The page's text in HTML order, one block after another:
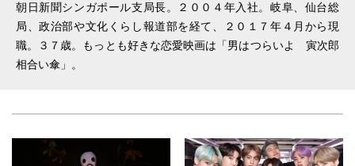
朝日新聞シンガポール支局長。２００４年入社。岐阜、仙台総
局、政治部や文化くらし報道部を経て、２０１７年４月から現
職。３７歳。もっとも好きな恋愛映画は「男はつらいよ 寅次郎
相合い傘」。